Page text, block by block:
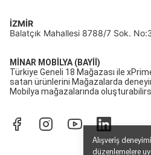
Alışveriş
düzenlemelere
İZMİR
Balatçık Mahallesi 8788/7 Sok.
MİNAR MOBİLYA (BAYİİ)
Türkiye Geneli 18 Mağazası ile
satan ürünlerini Mağazalarda
Mobilya mağazalarında